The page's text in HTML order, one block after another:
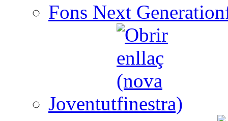
Fons Next Generation
Joventut